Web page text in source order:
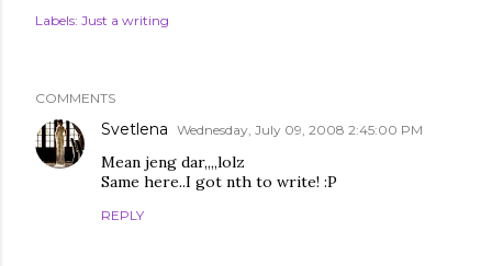
Labels: Just a writing
COMMENTS
Svetlena Wednesday, July 09, 2008 2:45:00 PM
Mean jeng dar,,,,lolz
Same here..I got nth to write! :P
REPLY